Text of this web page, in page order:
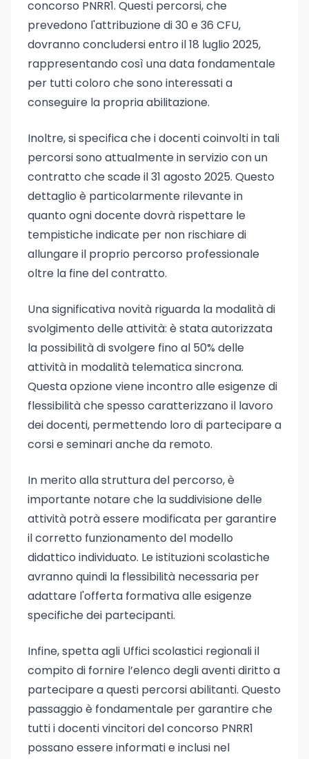
concorso PNRR1. Questi percorsi, che
prevedono l'attribuzione di 30 e 36 CFU,
dovranno concludersi entro il 18 luglio 2025,
rappresentando così una data fondamentale
per tutti coloro che sono interessati a
conseguire la propria abilitazione.
Inoltre, si specifica che i docenti coinvolti in tali
percorsi sono attualmente in servizio con un
contratto che scade il 31 agosto 2025. Questo
dettaglio è particolarmente rilevante in
quanto ogni docente dovrà rispettare le
tempistiche indicate per non rischiare di
allungare il proprio percorso professionale
oltre la fine del contratto.
Una significativa novità riguarda la modalità di
svolgimento delle attività: è stata autorizzata
la possibilità di svolgere fino al 50% delle
attività in modalità telematica sincrona.
Questa opzione viene incontro alle esigenze di
flessibilità che spesso caratterizzano il lavoro
dei docenti, permettendo loro di partecipare a
corsi e seminari anche da remoto.
In merito alla struttura del percorso, è
importante notare che la suddivisione delle
attività potrà essere modificata per garantire
il corretto funzionamento del modello
didattico individuato. Le istituzioni scolastiche
avranno quindi la flessibilità necessaria per
adattare l'offerta formativa alle esigenze
specifiche dei partecipanti.
Infine, spetta agli Uffici scolastici regionali il
compito di fornire l’elenco degli aventi diritto a
partecipare a questi percorsi abilitanti. Questo
passaggio è fondamentale per garantire che
tutti i docenti vincitori del concorso PNRR1
possano essere informati e inclusi nel